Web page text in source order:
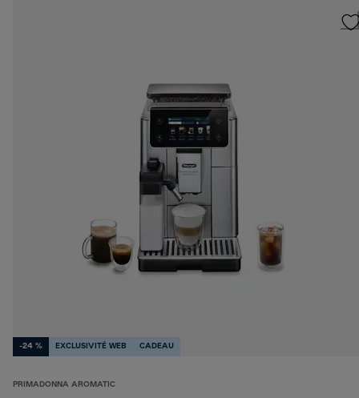
-24 % EXCLUSIVITÉ WEB CADEAU
PRIMADONNA AROMATIC